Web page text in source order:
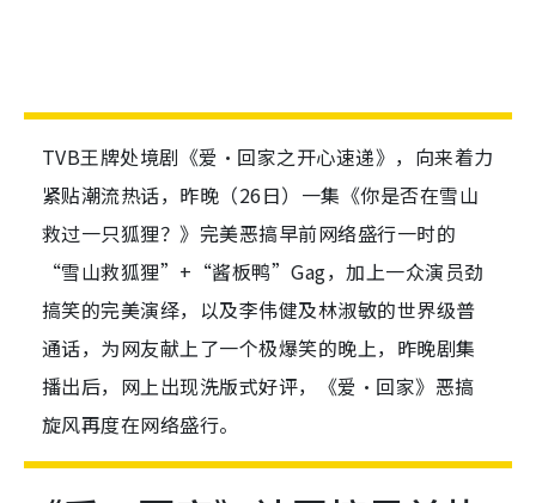
TVB王牌处境剧《爱·回家之开心速递》，向来着力
紧贴潮流热话，昨晚（26日）一集《你是否在雪山
救过一只狐狸？》完美恶搞早前网络盛行一时的
“雪山救狐狸”+“酱板鸭”Gag，加上一众演员劲
搞笑的完美演绎，以及李伟健及林淑敏的世界级普
通话，为网友献上了一个极爆笑的晚上，昨晚剧集
播出后，网上出现洗版式好评，《爱·回家》恶搞
旋风再度在网络盛行。